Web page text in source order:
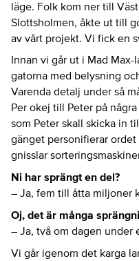
läge. Folk kom ner till
Slottsholmen, åkte ut till
av vårt projekt. Vi fick en
Innan vi går ut i Mad Max-
gatorna med belysning
Varenda detalj under så
Per okej till Peter på
som Peter skall skicka in
gänget personifierar
gnisslar
Ni har sprängt en del?
– Ja, fem till åtta miljoner
Oj, det är många
– Ja, två om dagen under
Vi går igenom det karga